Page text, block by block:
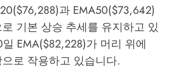
과 EMA50($73,642)
기본 상승 추세를 유지하고 있
EMA($82,228)가 머리 위에
로 작용하고 있습니다.